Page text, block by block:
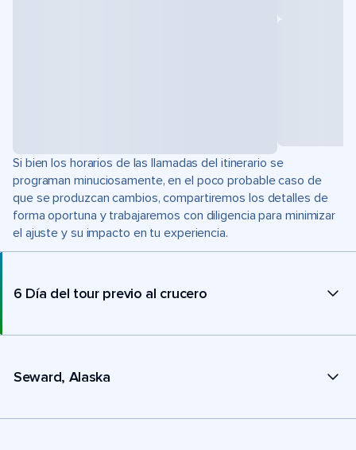
Si bien los horarios de las llamadas del itinerario se
programan minuciosamente, en el poco probable caso de
que se produzcan cambios, compartiremos los detalles de
forma oportuna y trabajaremos con diligencia para minimizar
el ajuste y su impacto en tu experiencia.
6 Día del tour previo al crucero
Seward, Alaska